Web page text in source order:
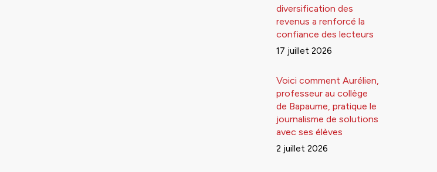
diversification des
revenus a renforcé la
confiance des lecteurs
17 juillet 2026
Voici comment Aurélien,
professeur au collège
de Bapaume, pratique le
journalisme de solutions
avec ses élèves
2 juillet 2026